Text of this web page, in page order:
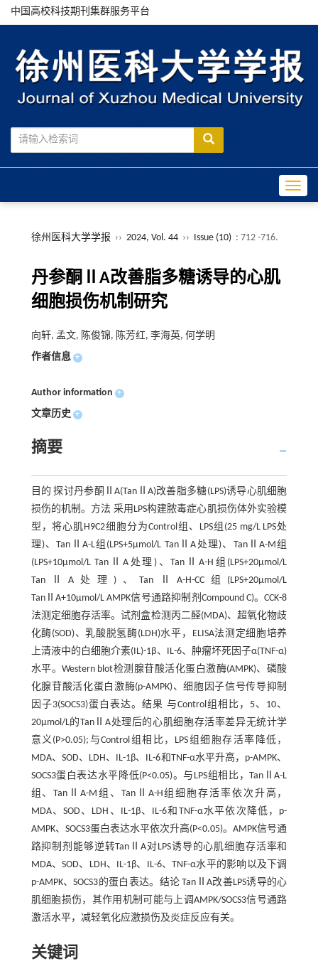
中国高校科技期刊集群服务平台
徐州医科大学学报 ›› 2024, Vol. 44 ›› Issue (10) : 712 -716.
丹参酮ⅡA改善脂多糖诱导的心肌
细胞损伤机制研究
向轩, 孟文, 陈俊锦, 陈芳红, 李海英, 何学明
作者信息 +
Author information +
文章历史 +
摘要
目的 探讨丹参酮ⅡA(TanⅡA)改善脂多糖(LPS)诱导心肌细胞
损伤的机制。方法 采用LPS构建脓毒症心肌损伤体外实验模
型，将心肌H9C2细胞分为Control组、LPS组(25 mg/L LPS处
理)、TanⅡA-L组(LPS+5μmol/L TanⅡA处理)、TanⅡA-M组
(LPS+10μmol/L TanⅡA处理)、TanⅡA-H组(LPS+20μmol/L
TanⅡA处理)、TanⅡA-H-CC组(LPS+20μmol/L
TanⅡA+10μmol/L AMPK信号通路抑制剂Compound C)。CCK-8
法测定细胞存活率。试剂盒检测丙二醛(MDA)、超氧化物歧
化酶(SOD)、乳酸脱氢酶(LDH)水平，ELISA法测定细胞培养
上清液中的白细胞介素(IL)-1β、IL-6、肿瘤坏死因子α(TNF-α)
水平。Western blot检测腺苷酸活化蛋白激酶(AMPK)、磷酸
化腺苷酸活化蛋白激酶(p-AMPK)、细胞因子信号传导抑制
因子3(SOCS3)蛋白表达。结果 与Control组相比，5、10、
20μmol/L的TanⅡA处理后的心肌细胞存活率差异无统计学
意义(P>0.05);与Control组相比，LPS组细胞存活率降低，
MDA、SOD、LDH、IL-1β、IL-6和TNF-α水平升高，p-AMPK、
SOCS3蛋白表达水平降低(P<0.05)。与LPS组相比，TanⅡA-L
组、TanⅡA-M组、TanⅡA-H组细胞存活率依次升高，
MDA、SOD、LDH、IL-1β、IL-6和TNF-α水平依次降低，p-
AMPK、SOCS3蛋白表达水平依次升高(P<0.05)。AMPK信号通
路抑制剂能够逆转TanⅡA对LPS诱导的心肌细胞存活率和
MDA、SOD、LDH、IL-1β、IL-6、TNF-α水平的影响以及下调
p-AMPK、SOCS3的蛋白表达。结论 TanⅡA改善LPS诱导的心
肌细胞损伤，其作用机制可能与上调AMPK/SOCS3信号通路
激活水平，减轻氧化应激损伤及炎症反应有关。
关键词